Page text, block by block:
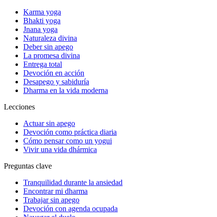
Karma yoga
Bhakti yoga
Jnana yoga
Naturaleza divina
Deber sin apego
La promesa divina
Entrega total
Devoción en acción
Desapego y sabiduría
Dharma en la vida moderna
Lecciones
Actuar sin apego
Devoción como práctica diaria
Cómo pensar como un yogui
Vivir una vida dhármica
Preguntas clave
Tranquilidad durante la ansiedad
Encontrar mi dharma
Trabajar sin apego
Devoción con agenda ocupada